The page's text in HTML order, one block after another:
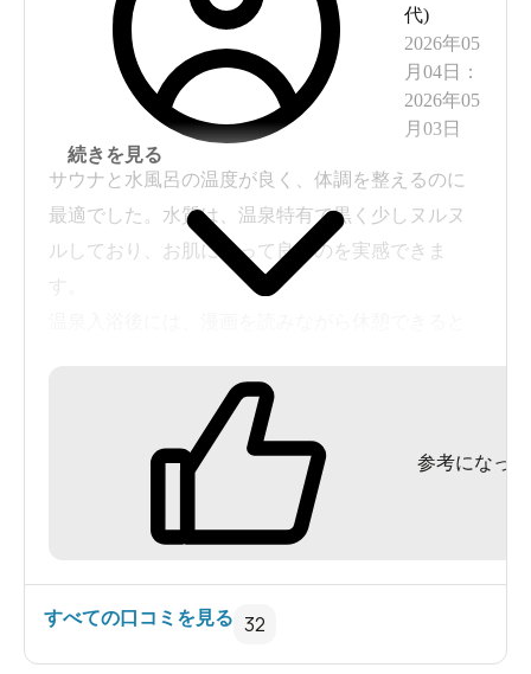
休憩処も適度にあって良かったです。
WiFiは弱かったです。
館内着は別料金なので岩盤浴を利用しないなら、
持参すれば良いと思います。
休日の割には大混雑という程ではなく、全体的に
は良い施設でした。
代)
2026年05
月04日
：
2026年05
月03日
サウナと水風呂の温度が良く、体調を整えるのに
最適でした。水質は、温泉特有で黒く少しヌルヌ
ルしており、お肌にとって良いのを実感できま
す。
定期的にリピートしたいと思いました。
続きを見る
参考になった
すべての口コミを見る 32